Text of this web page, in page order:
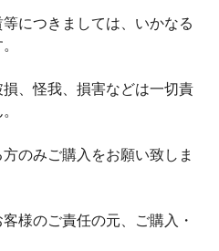
につきましては、いかなる
損、怪我、損害などは一切責
のみご購入をお願い致しま
様のご責任の元、ご購入・